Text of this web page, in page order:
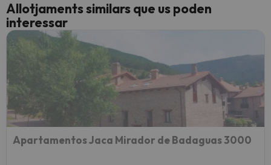
Allotjaments similars que us poden
interessar
Apartamentos Jaca Mirador de Badaguas 3000